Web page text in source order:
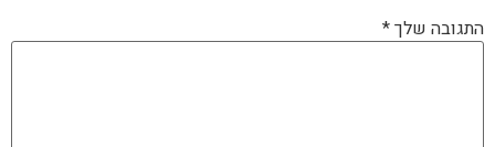
התגובה שלך*